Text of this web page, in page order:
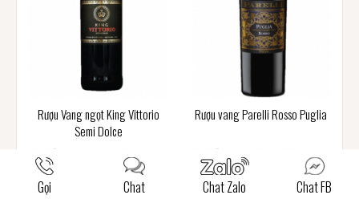
Rượu Vang ngọt King Vittorio
Semi Dolce
Rượu vang Parelli Rosso Puglia
Gọi Chat Chat Zalo Chat FB